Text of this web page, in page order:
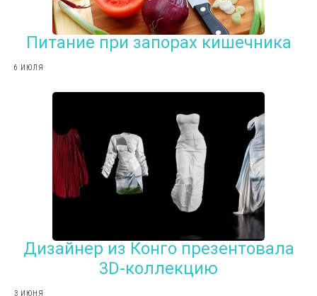
Питание при запорах кишечника
6 ИЮЛЯ
Дизайнер из Конго презентовала
3D-коллекцию
3 ИЮНЯ